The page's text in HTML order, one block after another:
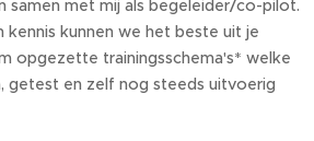
samen met mij als begeleider/co-pilot.
kennis kunnen we het beste uit je
opgezette trainingsschema's* welke
getest en zelf nog steeds uitvoerig